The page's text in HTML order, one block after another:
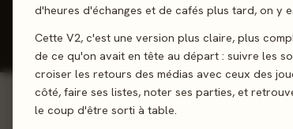
d'heures d'échanges et de cafés plus tard, on y
Cette V2, c'est une version plus claire, plus
de ce qu'on avait en tête au départ : suivre les
croiser les retours des médias avec ceux des
côté, faire ses listes, noter ses parties, et
le coup d'être sorti à table.